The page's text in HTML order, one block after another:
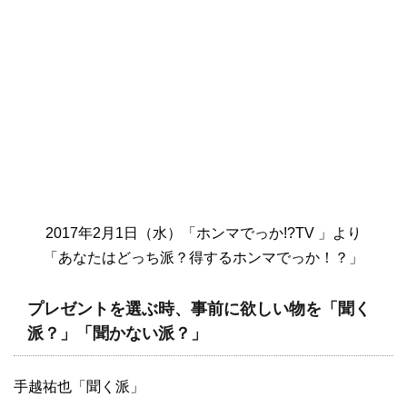
2017年2月1日（水）「ホンマでっか!?TV 」より
「あなたはどっち派？得するホンマでっか！？」
プレゼントを選ぶ時、事前に欲しい物を「聞く
派？」「聞かない派？」
手越祐也「聞く派」